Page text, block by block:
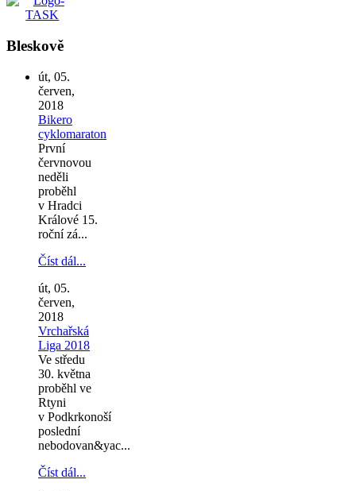
Bleskově
út, 05.
červen,
2018
Bikero
cyklomaraton
První
červnovou
neděli
proběhl
v Hradci
Králové 15.
roční zá...
Číst dál...
út, 05.
červen,
2018
Vrchařská
Liga 2018
Ve středu
30. května
proběhl ve
Rtyni
v Podkrkonoší
poslední
nebodovan&yac...
Číst dál...